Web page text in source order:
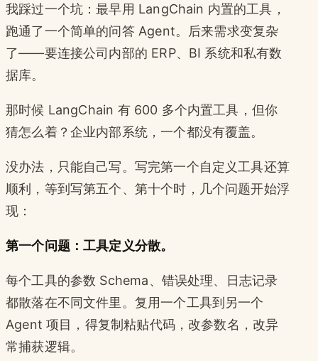
我踩过一个坑：最早用 LangChain 内置的工具，
跑通了一个简单的问答 Agent。后来需求变复杂
了——要连接公司内部的 ERP、BI 系统和私有数
据库。
那时候 LangChain 有 600 多个内置工具，但你
猜怎么着？企业内部系统，一个都没有覆盖。
没办法，只能自己写。写完第一个自定义工具还算
顺利，等到写第五个、第十个时，几个问题开始浮
现：
第一个问题：工具定义分散。
每个工具的参数 Schema、错误处理、日志记录
都散落在不同文件里。复用一个工具到另一个
Agent 项目，得复制粘贴代码，改参数名，改异
常捕获逻辑。